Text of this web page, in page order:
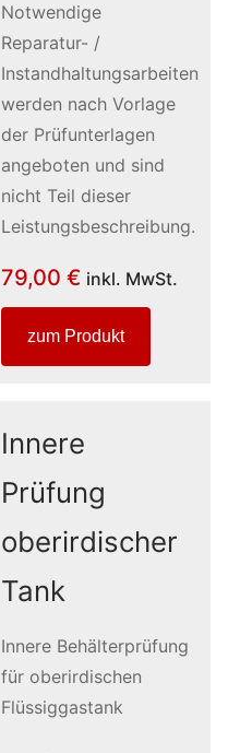
Notwendige
Reparatur- /
Instandhaltungsarbeiten
werden nach Vorlage
der Prüfunterlagen
angeboten und sind
nicht Teil dieser
Leistungsbeschreibung.
79,00 € inkl. MwSt.
zum Produkt
Innere
Prüfung
oberirdischer
Tank
Innere Behälterprüfung
für oberirdischen
Flüssiggastank